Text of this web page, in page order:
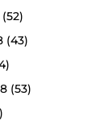
(43)
(53)